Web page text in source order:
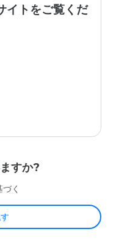
イトをご覧くだ
すか?
く